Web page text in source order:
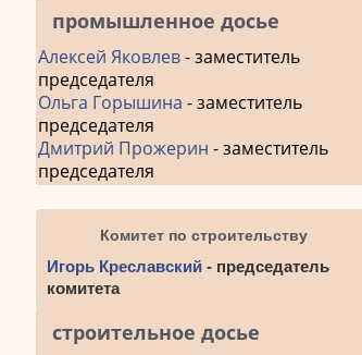
промышленное досье
Алексей Яковлев- заместитель
председателя
Ольга Горышина - заместитель
председателя
Дмитрий Прожерин - заместитель
председателя
Комитет по строительству
Игорь Креславский - председатель
комитета
строительное досье